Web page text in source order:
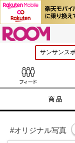
商品
#オリジナル写真